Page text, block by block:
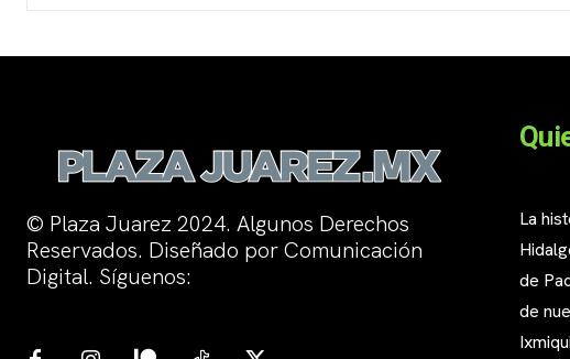
© Plaza Juarez 2024. Algunos Derechos
Reservados. Diseñado por Comunicación
Digital. Síguenos:
La
de
de